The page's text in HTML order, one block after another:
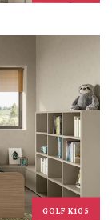
GOLF K105